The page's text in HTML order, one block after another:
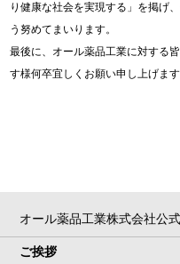
り健康な社会を実現する」を掲げ
う努めてまいります。
最後に、オール薬品工業に対する
す様何卒宜しくお願い申し上げます
オール薬品工業株式会社公式
ご挨拶